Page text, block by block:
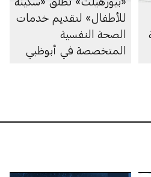
للأطفال» لتقديم خدمات
الصحة النفسية
المتخصصة في أبوظبي